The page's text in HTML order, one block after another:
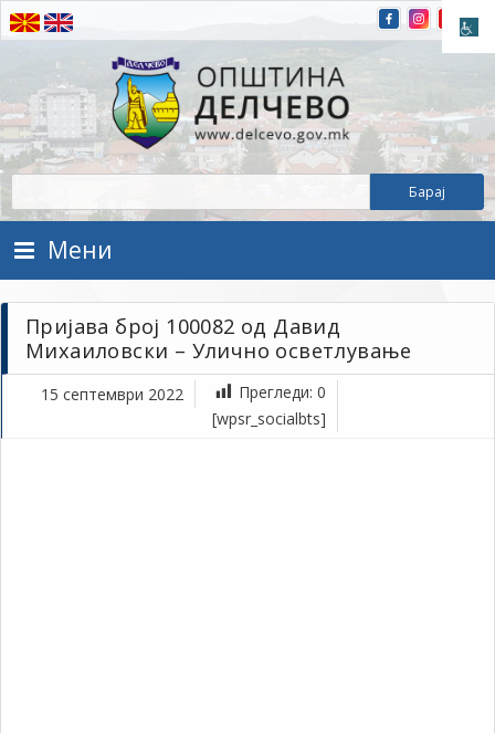
Прескокнете на содржината
Општина Делчево
Општина Делчево
Мени
Пријава број 100082 од Давид
Михаиловски – Улично осветлување
15 септември 2022 Прегледи: 0
[wpsr_socialbts]